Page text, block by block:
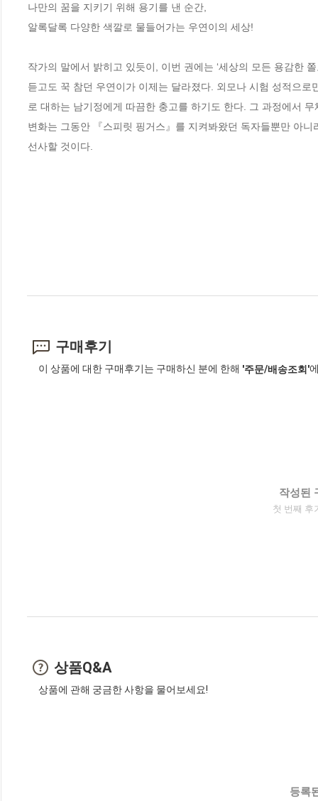
나만의 꿈을 지키기 위해 용기를 낸 순간,
알록달록 다양한 색깔로 물들어가는 우연이의 세상!
작가의 말에서 밝히고 있듯이, 이번 권에는 ‘세상의 모든 용감한
듣고도 꾹 참던 우연이가 이제는 달라졌다. 외모나 시험 성적으
로 대하는 남기정에게 따끔한 충고를 하기도 한다. 그 과정에서
변화는 그동안 『스피릿 핑거스』를 지켜봐왔던 독자들뿐만 아
선사할 것이다.
구매후기
이 상품에 대한 구매후기는 구매하신 분에 한해 '주문/배송조회'
작성된
첫 번째 후
상품Q&A
상품에 관해 궁금한 사항을 물어보세요!
등록